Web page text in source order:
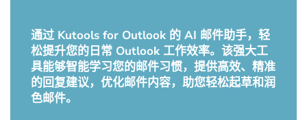
通过 Kutools for Outlook 的 AI 邮件助手，轻
松提升您的日常 Outlook 工作效率。该强大工
具能够智能学习您的邮件习惯，提供高效、精准
的回复建议，优化邮件内容，助您轻松起草和润
色邮件。